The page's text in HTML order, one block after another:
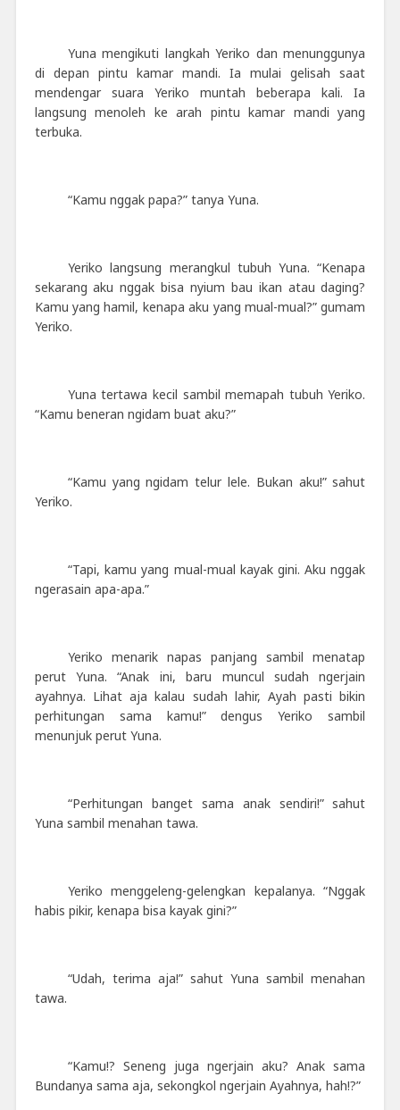
Yuna mengikuti langkah Yeriko dan menunggunya
di depan pintu kamar mandi. Ia mulai gelisah saat
mendengar suara Yeriko muntah beberapa kali. Ia
langsung menoleh ke arah pintu kamar mandi yang
terbuka.
“Kamu nggak papa?” tanya Yuna.
Yeriko langsung merangkul tubuh Yuna. “Kenapa
sekarang aku nggak bisa nyium bau ikan atau daging?
Kamu yang hamil, kenapa aku yang mual-mual?” gumam
Yeriko.
Yuna tertawa kecil sambil memapah tubuh Yeriko.
“Kamu beneran ngidam buat aku?”
“Kamu yang ngidam telur lele. Bukan aku!” sahut
Yeriko.
“Tapi, kamu yang mual-mual kayak gini. Aku nggak
ngerasain apa-apa.”
Yeriko menarik napas panjang sambil menatap
perut Yuna. “Anak ini, baru muncul sudah ngerjain
ayahnya. Lihat aja kalau sudah lahir, Ayah pasti bikin
perhitungan sama kamu!” dengus Yeriko sambil
menunjuk perut Yuna.
“Perhitungan banget sama anak sendiri!” sahut
Yuna sambil menahan tawa.
Yeriko menggeleng-gelengkan kepalanya. “Nggak
habis pikir, kenapa bisa kayak gini?”
“Udah, terima aja!” sahut Yuna sambil menahan
tawa.
“Kamu!? Seneng juga ngerjain aku? Anak sama
Bundanya sama aja, sekongkol ngerjain Ayahnya, hah!?”